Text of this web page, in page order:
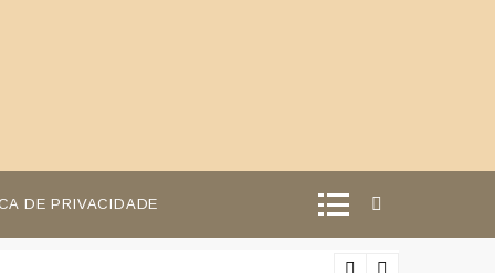
DE PRIVACIDADE